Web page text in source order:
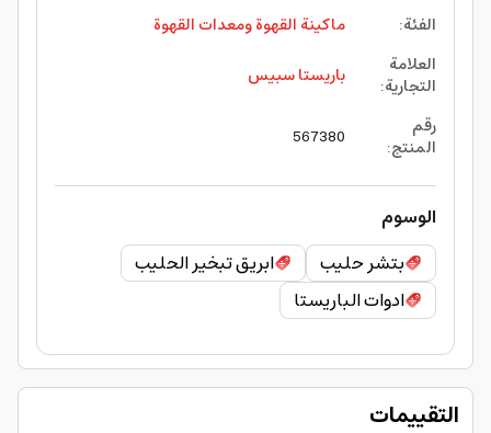
الفئة:
ماكينة القهوة ومعدات القهوة
العلامة
التجارية:
باريستا سبيس
رقم
المنتج:
567380
الوسوم
بتشر حليب
ابريق تبخير الحليب
ادوات الباريستا
التقييمات